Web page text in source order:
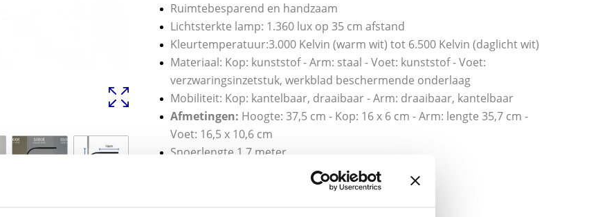
Ruimtebesparend en handzaam
Lichtsterkte lamp: 1.360 lux op 35 cm afstand
Kleurtemperatuur:3.000 Kelvin (warm wit) tot 6.500 Kelvin (daglicht wit)
Materiaal: Kop: kunststof - Arm: staal - Voet: kunststof - Voet:
verzwaringsinzetstuk, werkblad beschermende onderlaag
Mobiliteit: Kop: kantelbaar, draaibaar - Arm: draaibaar, kantelbaar
Afmetingen: Hoogte: 37,5 cm - Kop: 16 x 6 cm - Arm: lengte 35,7 cm -
Voet: 16,5 x 10,6 cm
Snoerlengte 1,7 meter